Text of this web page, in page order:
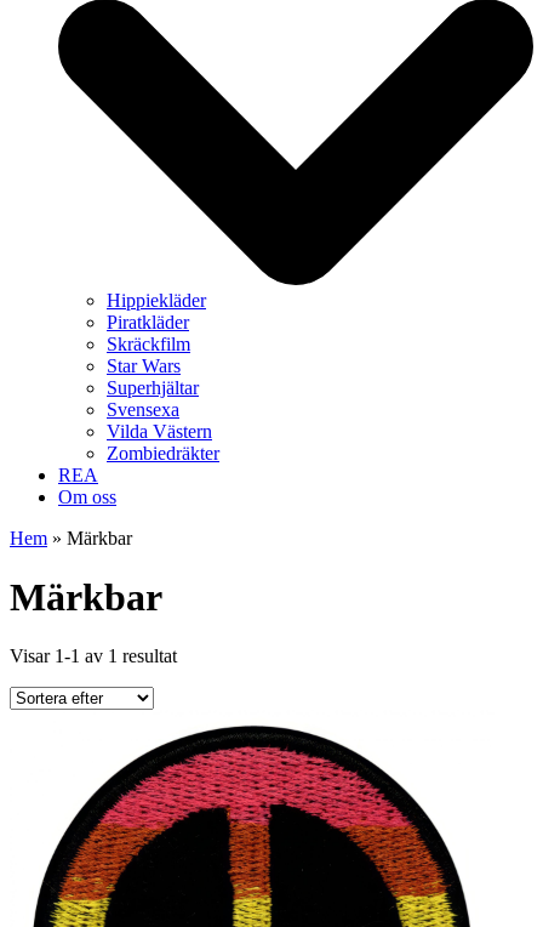
Hippiekläder
Piratkläder
Skräckfilm
Star Wars
Superhjältar
Svensexa
Vilda Västern
Zombiedräkter
REA
Om oss
Hem » Märkbar
Märkbar
Visar 1-1 av 1 resultat